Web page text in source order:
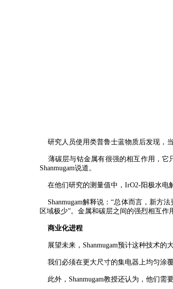
研究人员使用类普鲁士蓝物质后发现，
薄碳层与钴金属有很强的相互作用，它
Shanmugam说道。
在他们研究的测量值中，IrO2-阳极水电
Shanmugam解释说：“总体而言，新方
区域极少”。金属和碳层之间的强烈相互
商业化进程
展望未来，Shanmugam预计这种技术的
我们必须在更大尺寸的集电器上均匀涂
此外，Shanmugam教授还认为，他们需